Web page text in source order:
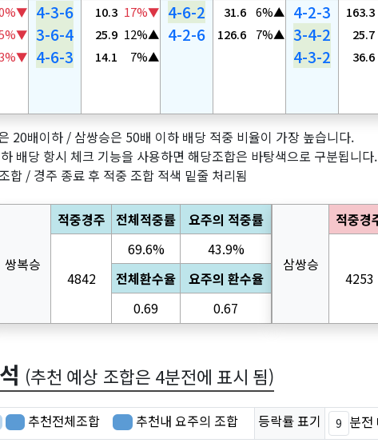
4-3-6
3-6-4
4-6-3
10.3 17%▼
25.9 12%▲
14.1
7%▲
4-6-2
4-2-6
31.6 6%▲
126.6
7%▲
4-2-3
3-4-2
4-3-2
163.3
25.7
36.6
20배이하 / 삼쌍승은 50배 이하 배당 적중 비율이 가장 높습니다.
배당 항시 체크 기능을 사용하면 해당조합은 바탕색으로 구분됩니다.
합 / 경주 종료 후 적중 조합 적색 밑줄 처리됨
쌍복승
적중경주 전체적중률 요주의 적중률
4842
69.6%
43.9%
전체환수율
요주의 환수율
0.69
0.67
삼쌍승
적중경
4253
(추천 예상 조합은 4분전에 표시 됨)
추천전체조합 등락률 표기